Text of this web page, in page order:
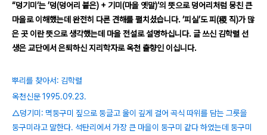
“덩기미‘는 ’덩(덩어리 붙은) + 기미(마을 옛말)‘의 뜻으로 덩어리처럼 뭉친 큰
마을로 이해했는데 완전히 다른 견해를 펼치셨습니다. ‘피실’도 피(稷 직)가 많
은 곳 이란 뜻으로 생각했는데 마을 전설로 설명하십니다. 글 쓰신 김학렬 선
생은 교단에서 은퇴하신 지리학자로 옥천 출향인 이십니다.
뿌리를 찾아서: 김학렬
옥천신문 1995.09.23.
△덩기미: 멱둥구미 짚으로 둥글고 울이 깊게 걸어 곡식 따위를 담는 그릇을
둥구미라고 말한다. 석탄리에서 가장 큰 마을이 둥구미 같다 하였는데 둥구미